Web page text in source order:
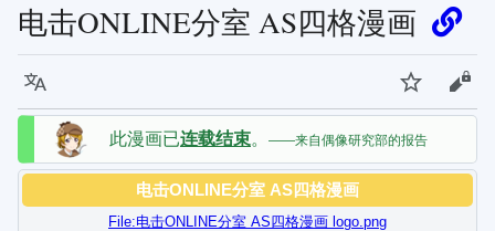
电击ONLINE分室 AS四格漫画
语言 监视 查
此漫画已连载结束。 ——来自偶像研究部的报告
电击ONLINE分室 AS四格漫画
File:电击ONLINE分室 AS四格漫画 logo.png